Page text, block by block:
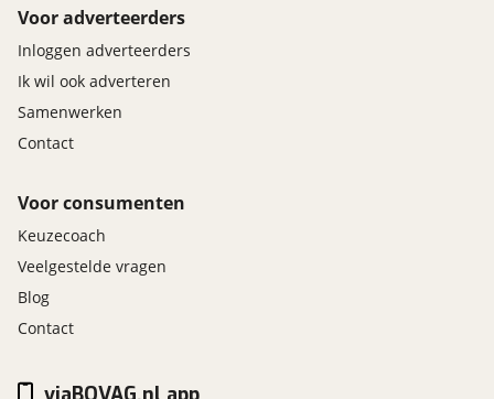
Voor adverteerders
Inloggen adverteerders
Ik wil ook adverteren
Samenwerken
Contact
Voor consumenten
Keuzecoach
Veelgestelde vragen
Blog
Contact